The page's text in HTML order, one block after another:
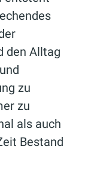
den Alltag
zu
zu
als auch
Bestand